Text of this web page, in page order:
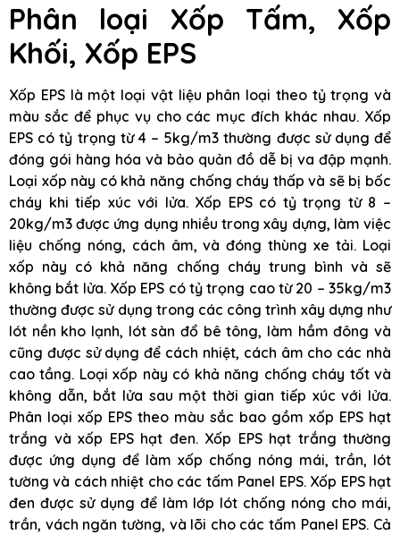
Phân loại Xốp Tấm, Xốp
Khối, Xốp EPS
Xốp EPS là một loại vật liệu phân loại theo tỷ trọng và
màu sắc để phục vụ cho các mục đích khác nhau. Xốp
EPS có tỷ trọng từ 4 – 5kg/m3 thường được sử dụng để
đóng gói hàng hóa và bảo quản đồ dễ bị va đập mạnh.
Loại xốp này có khả năng chống cháy thấp và sẽ bị bốc
cháy khi tiếp xúc với lửa. Xốp EPS có tỷ trọng từ 8 –
20kg/m3 được ứng dụng nhiều trong xây dựng, làm việc
liệu chống nóng, cách âm, và đóng thùng xe tải. Loại
xốp này có khả năng chống cháy trung bình và sẽ
không bắt lửa. Xốp EPS có tỷ trọng cao từ 20 – 35kg/m3
thường được sử dụng trong các công trình xây dựng như
lót nền kho lạnh, lót sàn đổ bê tông, làm hầm đông và
cũng được sử dụng để cách nhiệt, cách âm cho các nhà
cao tầng. Loại xốp này có khả năng chống cháy tốt và
không dẫn, bắt lửa sau một thời gian tiếp xúc với lửa.
Phân loại xốp EPS theo màu sắc bao gồm xốp EPS hạt
trắng và xốp EPS hạt đen. Xốp EPS hạt trắng thường
được ứng dụng để làm xốp chống nóng mái, trần, lót
tường và cách nhiệt cho các tấm Panel EPS. Xốp EPS hạt
đen được sử dụng để làm lớp lót chống nóng cho mái,
trần, vách ngăn tường, và lõi cho các tấm Panel EPS. Cả